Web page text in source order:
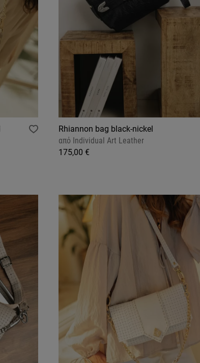
Rhiannon bag black-nickel
από Individual Art Leather
175,00 €